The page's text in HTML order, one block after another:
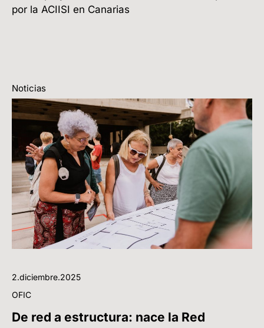
por la ACIISI en Canarias
Noticias
2.diciembre.2025
OFIC
De red a estructura: nace la Red